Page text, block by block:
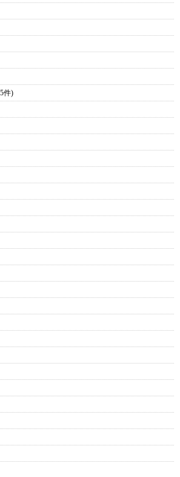
件)